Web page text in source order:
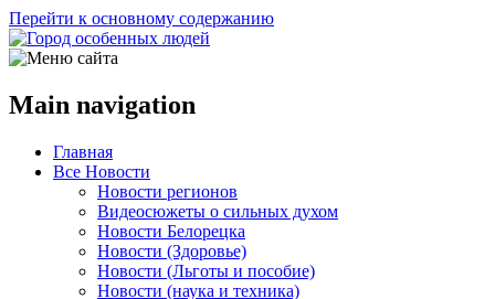
Перейти к основному содержанию
Main navigation
Главная
Все Новости
Новости регионов
Видеосюжеты о сильных духом
Новости Белорецка
Новости (Здоровье)
Новости (Льготы и пособие)
Новости (наука и техника)